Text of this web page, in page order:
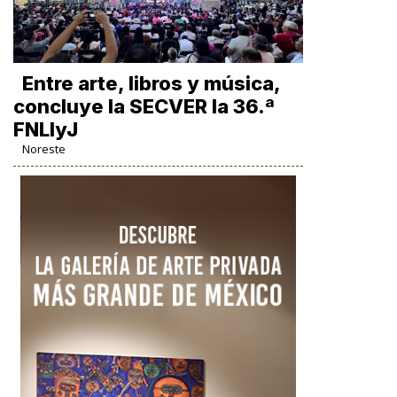
Entre arte, libros y música,
concluye la SECVER la 36.ª
FNLIyJ
Noreste